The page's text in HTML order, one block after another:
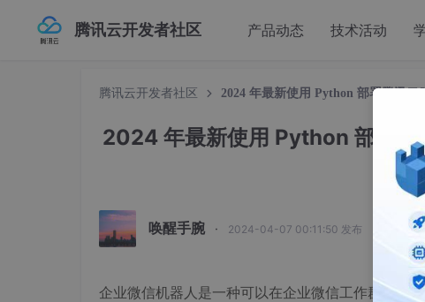
腾讯云开发者社区 产品动态 技术活动
腾讯云开发者社区 2024 年最新使用 Python 部署腾讯云
2024 年最新使用 Python 部署腾
唤醒手腕 · 2024-04-07 00:11:50 发布
企业微信机器人是一种可以在企业微信工作群中执